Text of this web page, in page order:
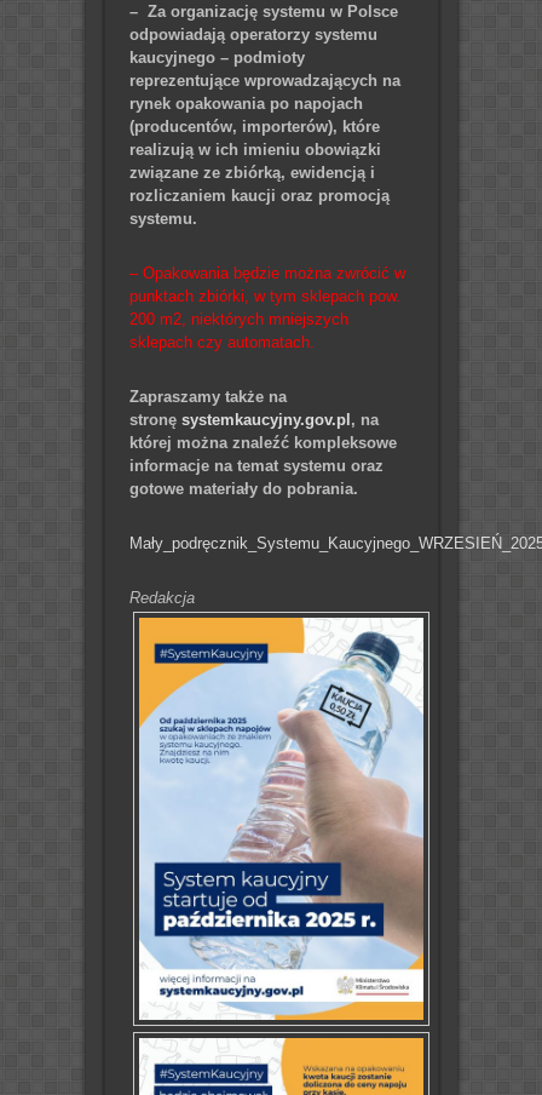
– Za organizację systemu w Polsce
odpowiadają operatorzy systemu
kaucyjnego – podmioty
reprezentujące wprowadzających na
rynek opakowania po napojach
(producentów, importerów), które
realizują w ich imieniu obowiązki
związane ze zbiórką, ewidencją i
rozliczaniem kaucji oraz promocją
systemu.
– Opakowania będzie można zwrócić w
punktach zbiórki, w tym sklepach pow.
200 m2, niektórych mniejszych
sklepach czy automatach.
Zapraszamy także na
stronę systemkaucyjny.gov.pl, na
której można znaleźć kompleksowe
informacje na temat systemu oraz
gotowe materiały do pobrania.
Redakcja